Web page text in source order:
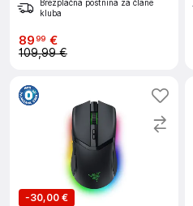
Brezplačna poštnina za člane
kluba
8999 €
109,99 €
-30,00 €